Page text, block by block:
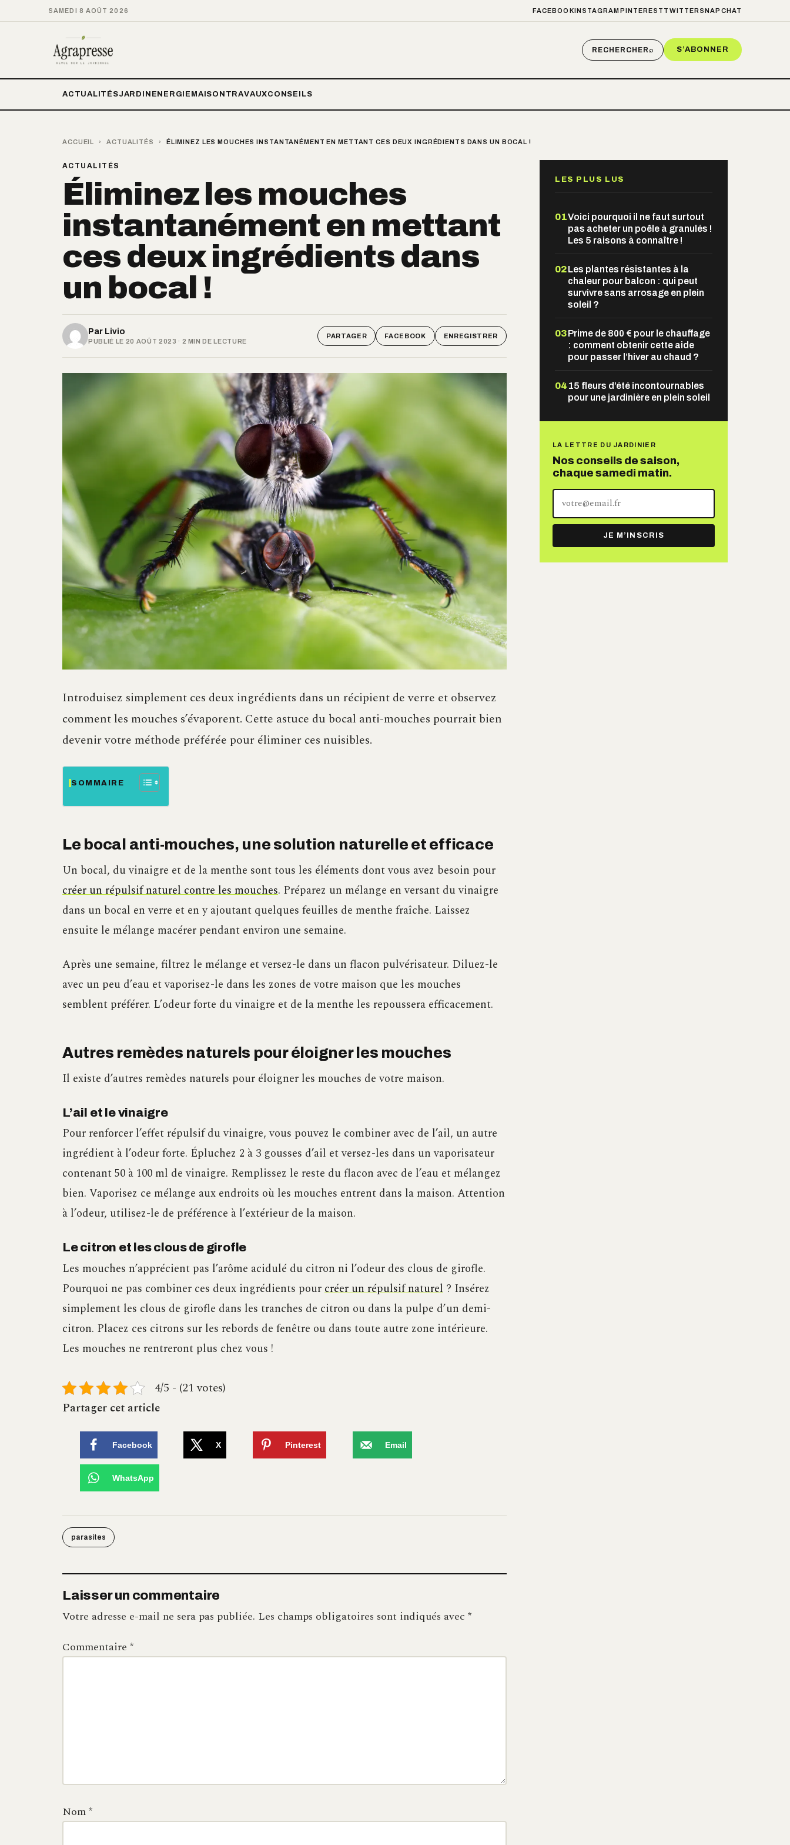
SAMEDI 8 AOÛT 2026 FACEBOOKINSTAGRAM PINTEREST TWITTER SNAPCHAT
RECHERCHER⌕ S’ABONNER
ACTUALITÉSJARDIN ENERGIE MAISON TRAVAUXCONSEILS
ACCUEIL › ACTUALITÉS › ÉLIMINEZ LES MOUCHES INSTANTANÉMENT EN METTANT CES DEUX INGRÉDIENTS DANS UN BOCAL !
ACTUALITÉS
Éliminez les mouches
instantanément en mettant
ces deux ingrédients dans
un bocal !
Par Livio
PUBLIÉ LE 20 AOÛT 2023 · 2 MIN DE LECTURE
PARTAGER FACEBOOK ENREGISTRER
Introduisez simplement ces deux ingrédients dans un récipient de verre et observez
comment les mouches s’évaporent. Cette astuce du bocal anti-mouches pourrait bien
devenir votre méthode préférée pour éliminer ces nuisibles.
SOMMAIRE
Le bocal anti-mouches, une solution naturelle et efficace
Un bocal, du vinaigre et de la menthe sont tous les éléments dont vous avez besoin pour
créer un répulsif naturel contre les mouches. Préparez un mélange en versant du vinaigre
dans un bocal en verre et en y ajoutant quelques feuilles de menthe fraîche. Laissez
ensuite le mélange macérer pendant environ une semaine.
Après une semaine, filtrez le mélange et versez-le dans un flacon pulvérisateur. Diluez-le
avec un peu d’eau et vaporisez-le dans les zones de votre maison que les mouches
semblent préférer. L’odeur forte du vinaigre et de la menthe les repoussera efficacement.
Autres remèdes naturels pour éloigner les mouches
Il existe d’autres remèdes naturels pour éloigner les mouches de votre maison.
L’ail et le vinaigre
Pour renforcer l’effet répulsif du vinaigre, vous pouvez le combiner avec de l’ail, un autre
ingrédient à l’odeur forte. Épluchez 2 à 3 gousses d’ail et versez-les dans un vaporisateur
contenant 50 à 100 ml de vinaigre. Remplissez le reste du flacon avec de l’eau et mélangez
bien. Vaporisez ce mélange aux endroits où les mouches entrent dans la maison. Attention
à l’odeur, utilisez-le de préférence à l’extérieur de la maison.
Le citron et les clous de girofle
Les mouches n’apprécient pas l’arôme acidulé du citron ni l’odeur des clous de girofle.
Pourquoi ne pas combiner ces deux ingrédients pourcréer un répulsif naturel ? Insérez
simplement les clous de girofle dans les tranches de citron ou dans la pulpe d’un demi-
citron. Placez ces citrons sur les rebords de fenêtre ou dans toute autre zone intérieure.
Les mouches ne rentreront plus chez vous !
4/5 - (21 votes)
Partager cet article
Facebook X Pinterest Email
WhatsApp
parasites
Laisser un commentaire
Votre adresse e-mail ne sera pas publiée. Les champs obligatoires sont indiqués avec *
Commentaire *
Nom*
LES PLUS LUS
01Voici pourquoi il ne faut surtout
pas acheter un poêle à granulés !
Les 5 raisons à connaître !
02Les plantes résistantes à la
chaleur pour balcon : qui peut
survivre sans arrosage en plein
soleil ?
03Prime de 800 € pour le chauffage
: comment obtenir cette aide
pour passer l’hiver au chaud ?
04 15 fleurs d’été incontournables
pour une jardinière en plein soleil
LA LETTRE DU JARDINIER
Nos conseils de saison,
chaque samedi matin.
adresse
mail
JE M’INSCRIS